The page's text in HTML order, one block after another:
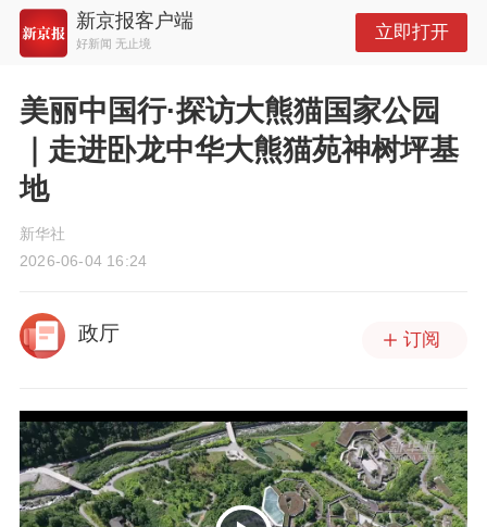
新京报客户端
好新闻 无止境
立即打开
美丽中国行·探访大熊猫国家公园
｜走进卧龙中华大熊猫苑神树坪基
地
新华社
2026-06-04 16:24
政厅 订阅